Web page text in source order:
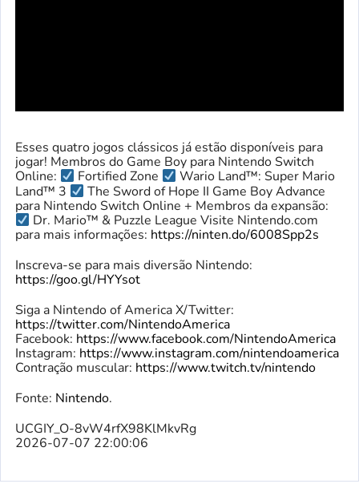
Esses quatro jogos clássicos já estão disponíveis para
jogar! Membros do Game Boy para Nintendo Switch
Online:
Fortified Zone
Wario Land™: Super Mario
Land™ 3
The Sword of Hope II Game Boy Advance
para Nintendo Switch Online + Membros da expansão:
Dr. Mario™ & Puzzle League Visite Nintendo.com
para mais informações: https://ninten.do/6008Spp2s
Inscreva-se para mais diversão Nintendo:
https://goo.gl/HYYsot
Siga a Nintendo of America X/Twitter:
https://twitter.com/NintendoAmerica
Facebook: https://www.facebook.com/NintendoAmerica
Instagram: https://www.instagram.com/nintendoamerica
Contração muscular: https://www.twitch.tv/nintendo
Fonte: Nintendo.
UCGIY_O-8vW4rfX98KlMkvRg
2026-07-07 22:00:06